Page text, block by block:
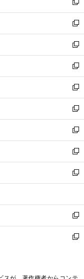
く
ィ
ン
ド
ウ
で
開
く
い
ウ
ィ
ン
ド
ウ
で
開
く
新
し
い
ウ
ィ
ン
ド
ウ
で
開
く
新
し
い
ウ
ィ
ン
ド
ウ
で
開
く
新
し
い
ウ
ィ
ン
ド
ウ
で
開
く
新
し
い
ウ
ィ
ン
ド
ウ
で
開
く
新
し
い
ウ
ィ
ン
ド
ウ
で
開
新
し
い
ウ
ィ
ン
ド
ウ
開
く
新
し
い
ウ
ィ
ン
ウ
で
開
く
新
し
い
ウ
ン
ド
ウ
で
新
し
ウ
ィ
ン
ド
新
し
い
新